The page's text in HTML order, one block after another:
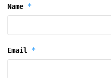
Name *
Email *